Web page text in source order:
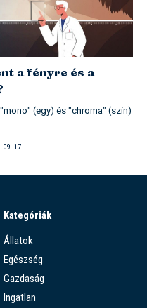
a fényre és a
(egy) és "chroma" (szín)
09. 17.
Kategóriák
Állatok
Egészség
Gazdaság
Ingatlan